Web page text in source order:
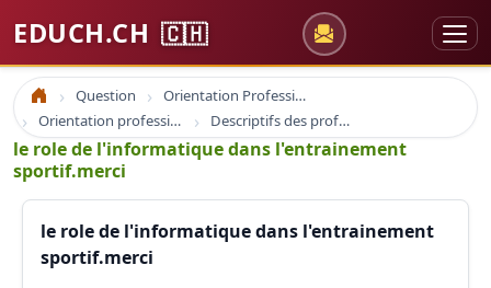
EDUCH.CH 🇨🇭
Accueil Question
Orientation Professionnelle
Orientation professionnelle et professionnel
Descriptifs des professions
le role de l'informatique dans l'entrainement
sportif.merci
le role de l'informatique dans l'entrainement
sportif.merci